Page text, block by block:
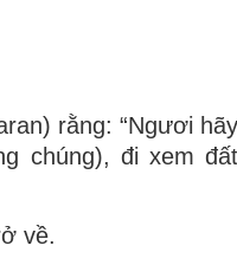
rằng: “Ngươi hãy
chúng), đi xem đất
về.